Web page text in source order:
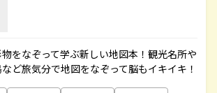
をなぞって学ぶ新しい地図本！観光名所や
ど旅気分で地図をなぞって脳もイキイキ！